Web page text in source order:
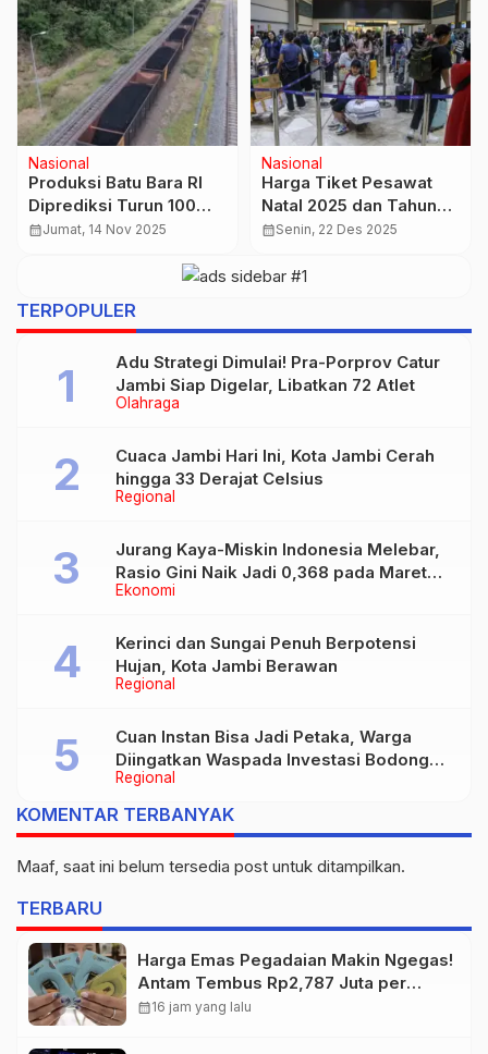
Nasional
Rosan Roeslani Nilai
Rangkap Jabatan Dony
Oskaria Perkuat Sinergi
calendar_monthKamis, 9 Okt 2025
Kuliner
Resep Es Blewah
Markisa Segar, Takjil
Simpel Favorit untuk
calendar_monthKamis, 19 Feb 2026
TERPOPULER
Olahraga
Adu Strategi Dimulai! Pra-Porprov Catur
Jambi Siap Digelar, Libatkan 72 Atlet
Regional
Cuaca Jambi Hari Ini, Kota Jambi Cerah
hingga 33 Derajat Celsius
Ekonomi
Jurang Kaya-Miskin Indonesia Melebar,
Rasio Gini Naik Jadi 0,368 pada Maret
2026
Regional
Kerinci dan Sungai Penuh Berpotensi
Hujan, Kota Jambi Berawan
Regional
Cuan Instan Bisa Jadi Petaka, Warga
Diingatkan Waspada Investasi Bodong
dan Judi Online
KOMENTAR TERBANYAK
Maaf, saat ini belum tersedia post untuk ditampilkan.
TERBARU
Harga Emas Pegadaian Makin Ngegas!
Antam Tembus Rp2,787 Juta per
Gram
calendar_month16 jam yang lalu